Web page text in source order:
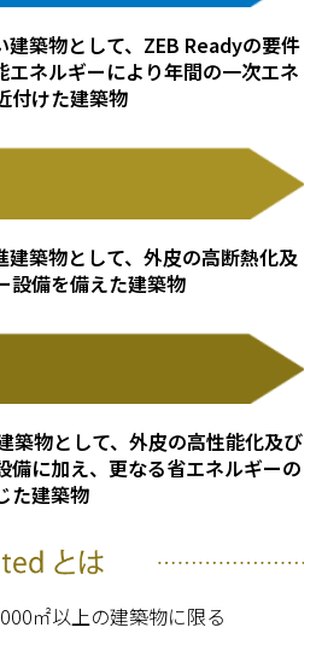
建築物として、ZEB Readyの要件
エネルギーにより年間の一次エネ
付けた建築物
建築物として、外皮の高断熱化及
設備を備えた建築物
築物として、外皮の高性能化及び
備に加え、更なる省エネルギーの
た建築物
㎡以上の建築物に限る